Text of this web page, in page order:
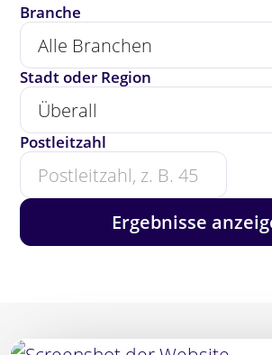
Branche
Stadt oder Region
Postleitzahl
Anfang
der
Postleitzahl
genügt
steht
Ergebnisse